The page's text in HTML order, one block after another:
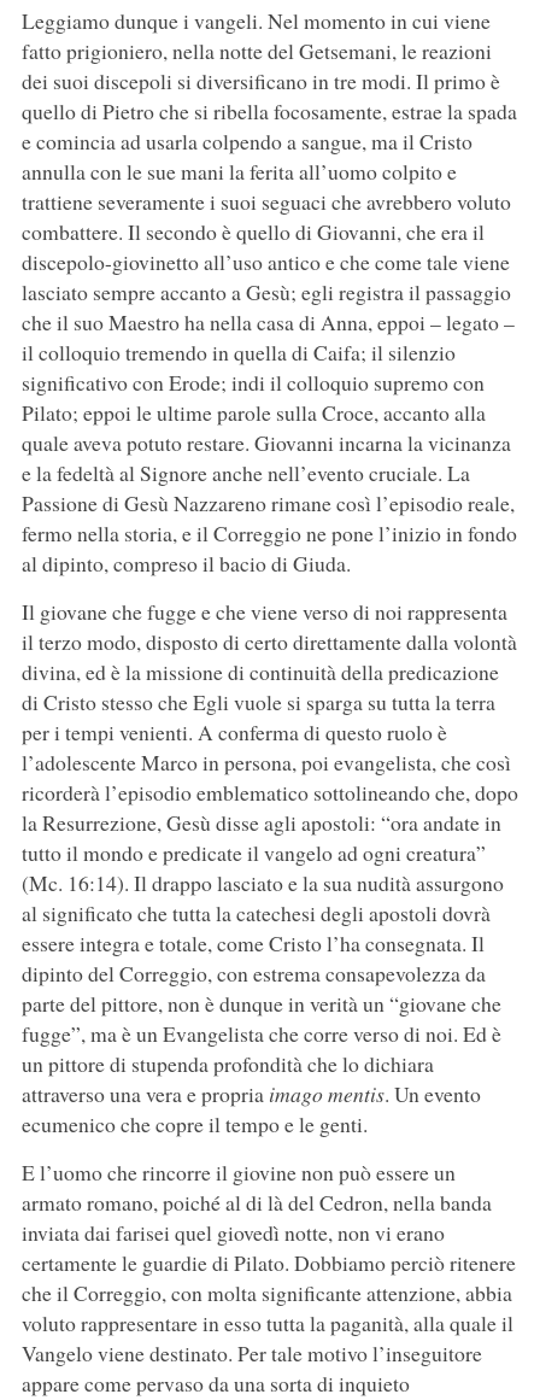
Leggiamo dunque i vangeli. Nel momento in cui viene
fatto prigioniero, nella notte del Getsemani, le reazioni
dei suoi discepoli si diversificano in tre modi. Il primo è
quello di Pietro che si ribella focosamente, estrae la spada
e comincia ad usarla colpendo a sangue, ma il Cristo
annulla con le sue mani la ferita all’uomo colpito e
trattiene severamente i suoi seguaci che avrebbero voluto
combattere. Il secondo è quello di Giovanni, che era il
discepolo-giovinetto all’uso antico e che come tale viene
lasciato sempre accanto a Gesù; egli registra il passaggio
che il suo Maestro ha nella casa di Anna, eppoi – legato –
il colloquio tremendo in quella di Caifa; il silenzio
significativo con Erode; indi il colloquio supremo con
Pilato; eppoi le ultime parole sulla Croce, accanto alla
quale aveva potuto restare. Giovanni incarna la vicinanza
e la fedeltà al Signore anche nell’evento cruciale. La
Passione di Gesù Nazzareno rimane così l’episodio reale,
fermo nella storia, e il Correggio ne pone l’inizio in fondo
al dipinto, compreso il bacio di Giuda.
Il giovane che fugge e che viene verso di noi rappresenta
il terzo modo, disposto di certo direttamente dalla volontà
divina, ed è la missione di continuità della predicazione
di Cristo stesso che Egli vuole si sparga su tutta la terra
per i tempi venienti. A conferma di questo ruolo è
l’adolescente Marco in persona, poi evangelista, che così
ricorderà l’episodio emblematico sottolineando che, dopo
la Resurrezione, Gesù disse agli apostoli: “ora andate in
tutto il mondo e predicate il vangelo ad ogni creatura”
(Mc. 16:14). Il drappo lasciato e la sua nudità assurgono
al significato che tutta la catechesi degli apostoli dovrà
essere integra e totale, come Cristo l’ha consegnata. Il
dipinto del Correggio, con estrema consapevolezza da
parte del pittore, non è dunque in verità un “giovane che
fugge”, ma è un Evangelista che corre verso di noi. Ed è
un pittore di stupenda profondità che lo dichiara
attraverso una vera e propria imago mentis. Un evento
ecumenico che copre il tempo e le genti.
E l’uomo che rincorre il giovine non può essere un
armato romano, poiché al di là del Cedron, nella banda
inviata dai farisei quel giovedì notte, non vi erano
certamente le guardie di Pilato. Dobbiamo perciò ritenere
che il Correggio, con molta significante attenzione, abbia
voluto rappresentare in esso tutta la paganità, alla quale il
Vangelo viene destinato. Per tale motivo l’inseguitore
appare come pervaso da una sorta di inquieto